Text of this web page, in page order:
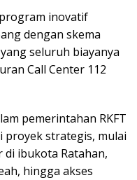
inovatif
dengan skema
seluruh biayanya
Call Center 112
pemerintahan RKFT
proyek strategis, mulai
ibukota Ratahan,
hingga akses